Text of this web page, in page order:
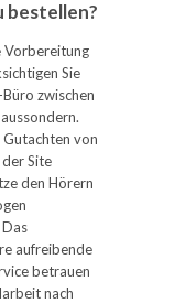
bestellen?
Vorbereitung
Sie
zwischen
von
Site
den Hörern
aufreibende
betrauen
nach